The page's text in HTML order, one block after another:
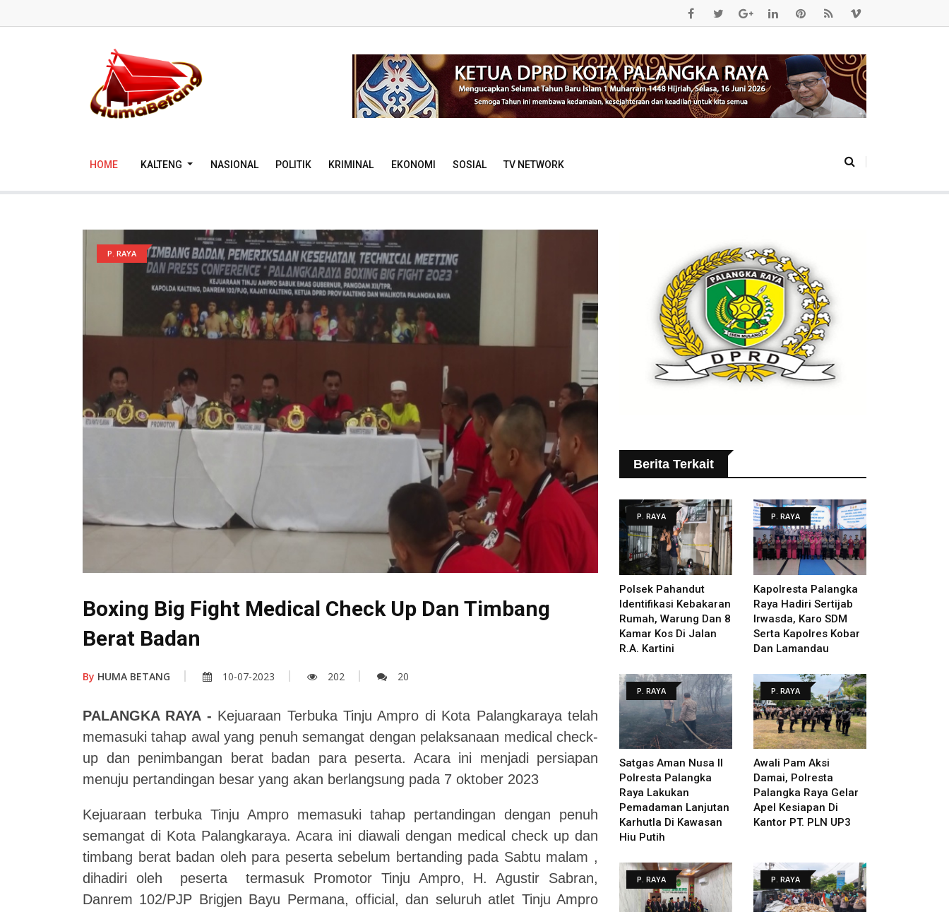
HOME KALTENG NASIONAL POLITIK KRIMINAL EKONOMI SOSIAL TV NETWORK
P. RAYA
Boxing Big Fight Medical Check Up Dan Timbang
Berat Badan
By HUMA BETANG 10-07-2023 202 20
PALANGKA RAYA - Kejuaraan Terbuka Tinju Ampro di Kota Palangkaraya telah
memasuki tahap awal yang penuh semangat dengan pelaksanaan medical check-
up dan penimbangan berat badan para peserta. Acara ini menjadi persiapan
menuju pertandingan besar yang akan berlangsung pada 7 oktober 2023
Kejuaraan terbuka Tinju Ampro memasuki tahap pertandingan dengan penuh
semangat di Kota Palangkaraya. Acara ini diawali dengan medical check up dan
timbang berat badan oleh para peserta sebelum bertanding pada Sabtu malam ,
dihadiri oleh peserta termasuk Promotor Tinju Ampro, H. Agustir Sabran,
Danrem 102/PJP Brigjen Bayu Permana, official, dan seluruh atlet Tinju Ampro
Berita Terkait
P. RAYA
Polsek Pahandut
Identifikasi Kebakaran
Rumah, Warung Dan 8
Kamar Kos Di Jalan
R.A. Kartini
P. RAYA
Kapolresta Palangka
Raya Hadiri Sertijab
Irwasda, Karo SDM
Serta Kapolres Kobar
Dan Lamandau
P. RAYA
Satgas Aman Nusa II
Polresta Palangka
Raya Lakukan
Pemadaman Lanjutan
Karhutla Di Kawasan
Hiu Putih
P. RAYA
Awali Pam Aksi
Damai, Polresta
Palangka Raya Gelar
Apel Kesiapan Di
Kantor PT. PLN UP3
P. RAYA P. RAYA